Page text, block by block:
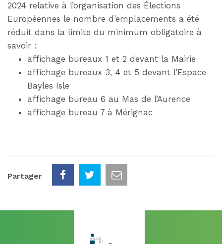
2024 relative à l’organisation des Élections
Européennes le nombre d’emplacements a été
réduit dans la limite du minimum obligatoire à
savoir :
affichage bureaux 1 et 2 devant la Mairie
affichage bureaux 3, 4 et 5 devant l’Espace
Bayles Isle
affichage bureau 6 au Mas de l’Aurence
affichage bureau 7 à Mérignac
Partager